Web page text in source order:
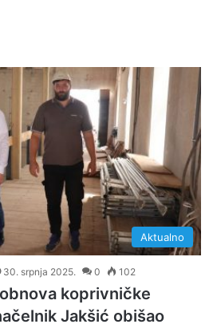
Aktualno
30. srpnja 2025. 0 102
koprivničke
Jakšić obišao